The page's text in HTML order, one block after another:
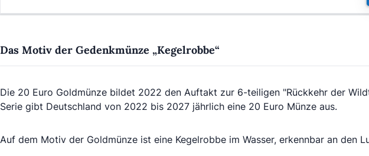
Das Motiv der Gedenkmünze „Kegelrobbe“
Die 20 Euro Goldmünze bildet 2022 den Auftakt zur 6-teiligen "Rückkehr der
Serie gibt Deutschland von 2022 bis 2027 jährlich eine 20 Euro Münze aus.
Auf dem Motiv der Goldmünze ist eine Kegelrobbe im Wasser, erkennbar an den